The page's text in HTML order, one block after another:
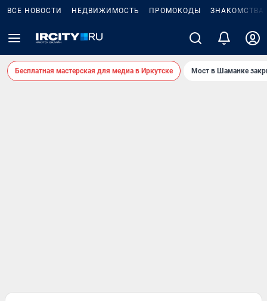
ВСЕ НОВОСТИ НЕДВИЖИМОСТЬ ПРОМОКОДЫ ЗНАКОМСТВА
Бесплатная мастерская для медиа в Иркутске Мост в Шаманке